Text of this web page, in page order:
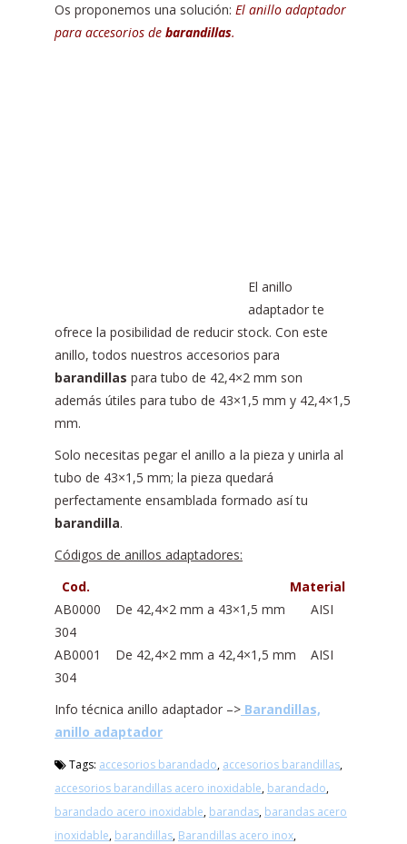
Os proponemos una solución: El anillo adaptador
para accesorios de barandillas.
El anillo
adaptador te
ofrece la posibilidad de reducir stock. Con este
anillo, todos nuestros accesorios para
barandillas para tubo de 42,4×2 mm son
además útiles para tubo de 43×1,5 mm y 42,4×1,5
mm.
Solo necesitas pegar el anillo a la pieza y unirla al
tubo de 43×1,5 mm; la pieza quedará
perfectamente ensamblada formado así tu
barandilla.
Códigos de anillos adaptadores:
Cod. Material
AB0000 De 42,4×2 mm a 43×1,5 mm AISI
304
AB0001 De 42,4×2 mm a 42,4×1,5 mm AISI
304
Info técnica anillo adaptador –> Barandillas,
anillo adaptador
Tags: accesorios barandado, accesorios barandillas,
accesorios barandillas acero inoxidable, barandado,
barandado acero inoxidable, barandas, barandas acero
inoxidable, barandillas, Barandillas acero inox,